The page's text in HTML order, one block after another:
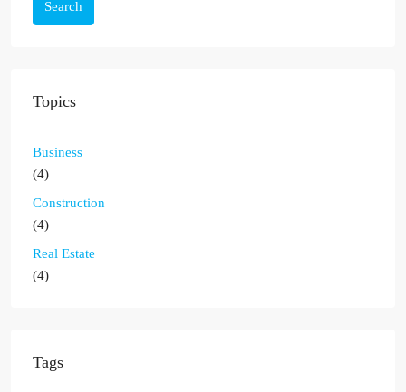
Search
Topics
Business
(4)
Construction
(4)
Real Estate
(4)
Tags